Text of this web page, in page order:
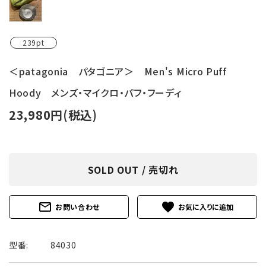
239pt
＜patagonia パタゴニア＞ Men's Micro Puff
Hoody メンズ・マイクロ・パフ・フーディ
23,980円(税込)
SOLD OUT / 売切れ
mail_outline お問い合わせ favorite
型番: 84030